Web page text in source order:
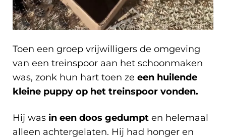
Toen een groep vrijwilligers de omgeving
van een treinspoor aan het schoonmaken
was, zonk hun hart toen ze een huilende
kleine puppy op het treinspoor vonden.
Hij was in een doos gedumpt en helemaal
alleen achtergelaten. Hij had honger en